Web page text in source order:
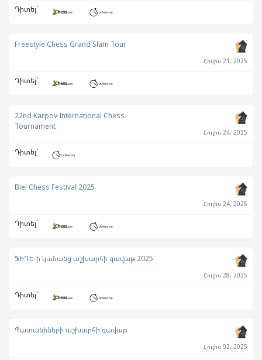
Դիտել`
Freestyle Chess Grand Slam Tour
Հուլիս 21, 2025
Դիտել`
22nd Karpov International Chess
Tournament
Հուլիս 24, 2025
Դիտել`
Biel Chess Festival 2025
Հուլիս 24, 2025
Դիտել`
ՖԻԴԵ-ի կանանց աշխարհի գավաթ 2025
Հուլիս 28, 2025
Դիտել`
Պատանիների աշխարհի գավաթ
Հուլիս 02, 2025